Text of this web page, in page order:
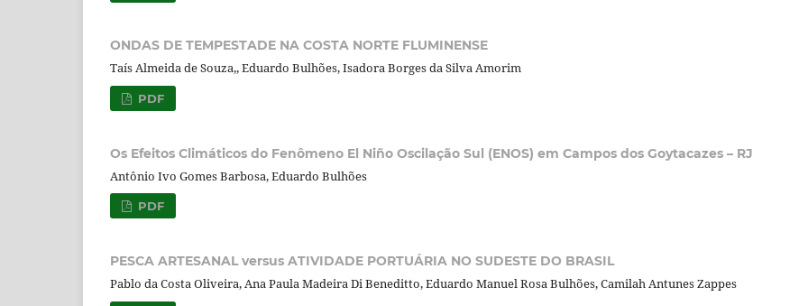
ONDAS DE TEMPESTADE NA COSTA NORTE FLUMINENSE
Taís Almeida de Souza,, Eduardo Bulhões, Isadora Borges da Silva Amorim
PDF
Os Efeitos Climáticos do Fenômeno El Niño Oscilação Sul (ENOS) em Campos dos Goytacazes – RJ
Antônio Ivo Gomes Barbosa, Eduardo Bulhões
PDF
PESCA ARTESANAL versus ATIVIDADE PORTUÁRIA NO SUDESTE DO BRASIL
Pablo da Costa Oliveira, Ana Paula Madeira Di Beneditto, Eduardo Manuel Rosa Bulhões, Camilah Antunes Zappes